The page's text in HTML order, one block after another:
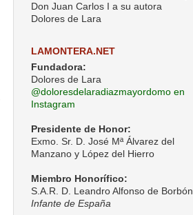
Don Juan Carlos I a su autora
Dolores de Lara
LAMONTERA.NET
Fundadora:
Dolores de Lara
@doloresdelaradiazmayordomo en
Instagram
Presidente de Honor:
Exmo. Sr. D. José Mª Álvarez del
Manzano y López del Hierro
Miembro Honorífico:
S.A.R. D. Leandro Alfonso de Borbón,
Infante de España